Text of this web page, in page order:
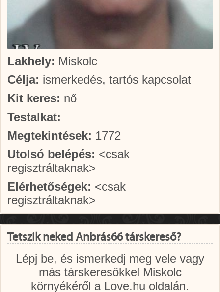
Lakhely: Miskolc
Célja: ismerkedés, tartós kapcsolat
Kit keres: nő
Testalkat:
Megtekintések: 1772
Utolsó belépés: <csak
regisztráltaknak>
Elérhetőségek: <csak
regisztráltaknak>
Tetszik neked Anbrás66 társkereső?
Lépj be, és ismerkedj meg vele vagy
más társkeresőkkel Miskolc
környékéről a Love.hu oldalán.